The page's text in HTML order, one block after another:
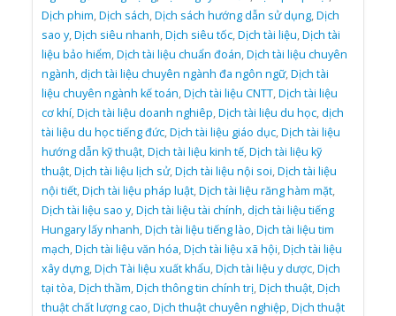
Dịch phim,Dịch sách,Dịch sách hướng dẫn sử dụng,Dịch
sao y,Dịch siêu nhanh,Dịch siêu tốc,Dịch tài liệu,Dịch tài
liệu bảo hiểm,Dịch tài liệu chuẩn đoán,Dịch tài liệu chuyên
ngành,dịch tài liệu chuyên ngành đa ngôn ngữ,Dịch tài
liệu chuyên ngành kế toán,Dịch tài liệu CNTT,Dịch tài liệu
cơ khí,Dịch tài liệu doanh nghiêp,Dịch tài liệu du học,dịch
tài liệu du học tiếng đức,Dịch tài liệu giáo dục,Dịch tài liệu
hướng dẫn kỹ thuật,Dịch tài liệu kinh tế,Dịch tài liệu kỹ
thuật,Dịch tài liệu lịch sử,Dịch tài liệu nội soi,Dịch tài liệu
nội tiết,Dịch tài liệu pháp luật,Dịch tài liệu răng hàm mặt,
Dịch tài liệu sao y,Dịch tài liệu tài chính,dịch tài liệu tiếng
Hungary lấy nhanh,Dịch tài liệu tiếng lào,Dịch tài liệu tim
mạch,Dịch tài liệu văn hóa,Dịch tài liệu xã hội,Dịch tài liệu
xây dựng,Dịch Tài liệu xuất khẩu,Dịch tài liệu y dược,Dịch
tại tòa,Dịch thầm,Dịch thông tin chính trị,Dịch thuật,Dịch
thuật chất lượng cao,Dịch thuật chuyên nghiệp,Dịch thuật